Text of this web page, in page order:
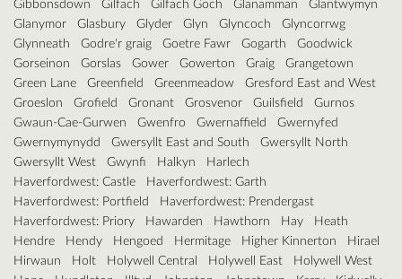
Gibbonsdown
Gilfach Gilfach Goch Glanamman
Glantwymyn
Glanymor
Glasbury Glyder Glyn Glyncoch
Glyncorrwg
Glynneath
Godre'r graig Goetre Fawr Gogarth
Goodwick
Gorseinon
Gorslas Gower Gowerton Graig
Grangetown
Green Lane
Greenfield Greenmeadow
Gresford East and West
Groeslon
Grofield Gronant Grosvenor Guilsfield
Gurnos
Gwaun-Cae-Gurwen
Gwenfro Gwernaffield
Gwernyfed
Gwernymynydd
Gwersyllt East and South
Gwersyllt North
Gwersyllt West
Gwynfi Halkyn
Harlech
Haverfordwest: Castle
Haverfordwest: Garth
Haverfordwest: Portfield
Haverfordwest: Prendergast
Haverfordwest: Priory
Hawarden Hawthorn Hay
Heath
Hendre
Hendy Hengoed Hermitage Higher Kinnerton
Hirael
Hirwaun
Holt Holywell Central Holywell East
Holywell West